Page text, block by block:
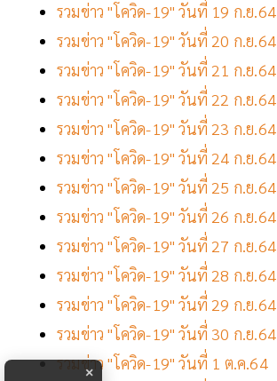
รวมข่าว "โควิด-19" วันที่ 19 ก.ย.64
รวมข่าว "โควิด-19" วันที่ 20 ก.ย.64
รวมข่าว "โควิด-19" วันที่ 21 ก.ย.64
รวมข่าว "โควิด-19" วันที่ 22 ก.ย.64
รวมข่าว "โควิด-19" วันที่ 23 ก.ย.64
รวมข่าว "โควิด-19" วันที่ 24 ก.ย.64
รวมข่าว "โควิด-19" วันที่ 25 ก.ย.64
รวมข่าว "โควิด-19" วันที่ 26 ก.ย.64
รวมข่าว "โควิด-19" วันที่ 27 ก.ย.64
รวมข่าว "โควิด-19" วันที่ 28 ก.ย.64
รวมข่าว "โควิด-19" วันที่ 29 ก.ย.64
รวมข่าว "โควิด-19" วันที่ 30 ก.ย.64
รวมข่าว "โควิด-19" วันที่ 1 ต.ค.64
×